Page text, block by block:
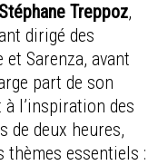
Stéphane Treppoz,
dirigé des
Sarenza, avant
part de son
à l’inspiration des
de deux heures,
thèmes essentiels :